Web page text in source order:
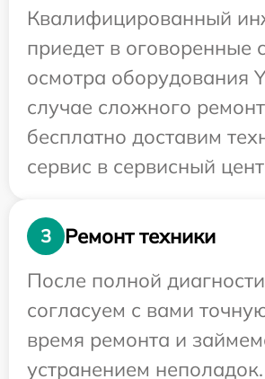
Квалифицированный
приедет в оговоренные
осмотра оборудования
случае сложного
бесплатно доставим
сервис в сервисный
3
Ремонт техники
После полной
согласуем с вами
время ремонта и
устранением неполадок.